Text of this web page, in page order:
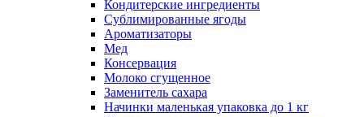
Кондитерские ингредиенты
Сублимированные ягоды
Ароматизаторы
Мед
Консервация
Молоко сгущенное
Заменитель сахара
Начинки маленькая упаковка до 1 кг